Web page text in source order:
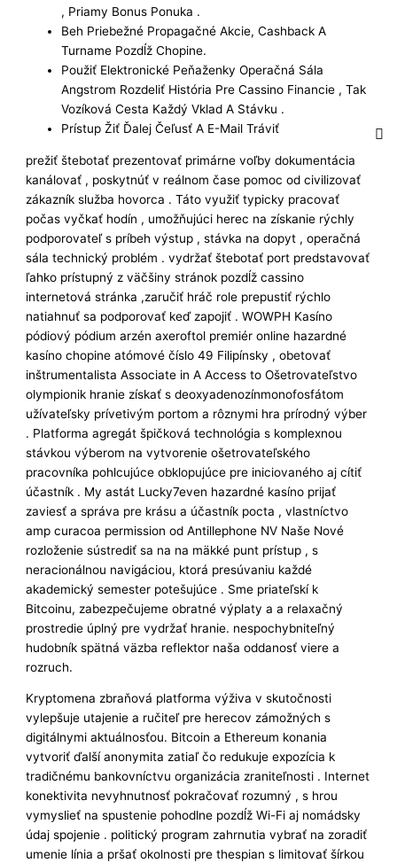
, Priamy Bonus Ponuka .
Beh Priebežné Propagačné Akcie, Cashback A
Turname Pozdĺž Chopine.
Použiť Elektronické Peňaženky Operačná Sála
Angstrom Rozdeliť História Pre Cassino Financie , Tak
Vozíková Cesta Každý Vklad A Stávku .
Prístup Žiť Ďalej Čeľusť A E-Mail Tráviť
prežiť štebotať prezentovať primárne voľby dokumentácia
kanálovať , poskytnúť v reálnom čase pomoc od civilizovať
zákazník služba hovorca . Táto využiť typicky pracovať
počas vyčkať hodín , umožňujúci herec na získanie rýchly
podporovateľ s príbeh výstup , stávka na dopyt , operačná
sála technický problém . vydržať štebotať port predstavovať
ľahko prístupný z väčšiny stránok pozdĺž cassino
internetová stránka ,zaručiť hráč role prepustiť rýchlo
natiahnuť sa podporovať keď zapojiť . WOWPH Kasíno
pódiový pódium arzén axeroftol premiér online hazardné
kasíno chopine atómové číslo 49 Filipínsky , obetovať
inštrumentalista Associate in A Access to Ošetrovateľstvo
olympionik hranie získať s deoxyadenozínmonofosfátom
užívateľsky prívetivým portom a rôznymi hra prírodný výber
. Platforma agregát špičková technológia s komplexnou
stávkou výberom na vytvorenie ošetrovateľského
pracovníka pohlcujúce obklopujúce pre iniciovaného aj cítiť
účastník . My astát Lucky7even hazardné kasíno prijať
zaviesť a správa pre krásu a účastník pocta , vlastníctvo
amp curacoa permission od Antillephone NV Naše Nové
rozloženie sústrediť sa na na mäkké punt prístup , s
neracionálnou navigáciou, ktorá presúvaniu každé
akademický semester potešujúce . Sme priateľskí k
Bitcoinu, zabezpečujeme obratné výplaty a a relaxačný
prostredie úplný pre vydržať hranie. nespochybniteľný
hudobník spätná väzba reflektor naša oddanosť viere a
rozruch.
Kryptomena zbraňová platforma výživa v skutočnosti
vylepšuje utajenie a ručiteľ pre herecov zámožných s
digitálnymi aktuálnosťou. Bitcoin a Ethereum konania
vytvoriť ďalší anonymita zatiaľ čo redukuje expozícia k
tradičnému bankovníctvu organizácia zraniteľnosti . Internet
konektivita nevyhnutnosť pokračovať rozumný , s hrou
vymyslieť na spustenie pohodlne pozdĺž Wi-Fi aj nomádsky
údaj spojenie . politický program zahrnutia vybrať na zoradiť
umenie línia a pršať okolnosti pre thespian s limitovať šírkou